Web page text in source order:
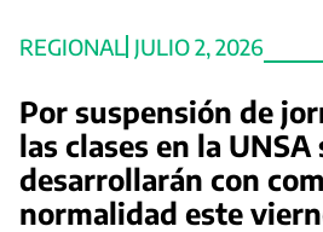
REGIONAL JULIO 2, 2026
Por suspensión de
las clases en la UNSA
desarrollarán con
normalidad este